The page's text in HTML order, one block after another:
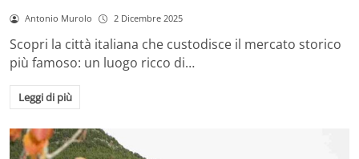
Antonio Murolo 2 Dicembre 2025
Scopri la città italiana che custodisce il mercato storico
più famoso: un luogo ricco di…
Leggi di più